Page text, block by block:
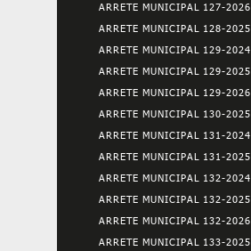
ARRETE MUNICIPAL 127-2026
ARRETE MUNICIPAL 128-2025
ARRETE MUNICIPAL 129-2024
ARRETE MUNICIPAL 129-2025
ARRETE MUNICIPAL 129-2026
ARRETE MUNICIPAL 130-2025
ARRETE MUNICIPAL 131-2024
ARRETE MUNICIPAL 131-2025
ARRETE MUNICIPAL 132-2024
ARRETE MUNICIPAL 132-2025
ARRETE MUNICIPAL 132-2026
ARRETE MUNICIPAL 133-2025